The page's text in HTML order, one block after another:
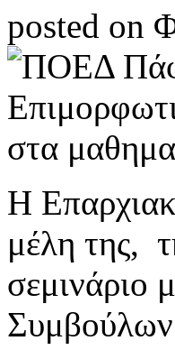
posted on
Η
μέλη της,
σεμινάριο